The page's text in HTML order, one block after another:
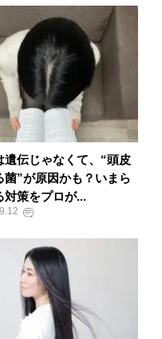
遺伝じゃなくて、“頭皮
菌”が原因かも？いまら
対策をプロが...